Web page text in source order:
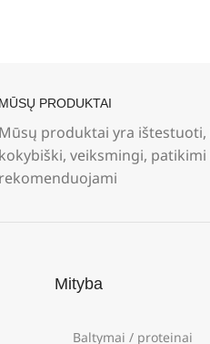
MŪSŲ PRODUKTAI
Mūsų produktai yra ištestuoti,
kokybiški, veiksmingi, patikimi
rekomenduojami
Mityba
Baltymai / proteinai